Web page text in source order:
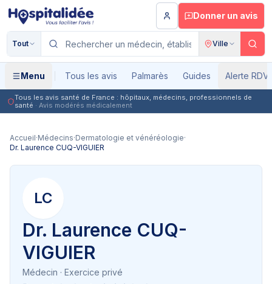
Aller au contenu principal
Donner un avis
Tout Ville
Menu Tous les avis Palmarès Guides Alerte RDV
Tous les avis santé de France : hôpitaux, médecins, professionnels de
santé · Avis modérés médicalement
Accueil·Médecins·Dermatologie et vénéréologie·
Dr. Laurence CUQ-VIGUIER
LC
Dr. Laurence CUQ-
VIGUIER
Médecin · Exercice privé